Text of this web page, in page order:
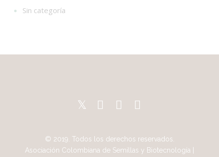
Sin categoría
© 2019. Todos los derechos reservados.
Asociación Colombiana de Semillas y Biotecnología |